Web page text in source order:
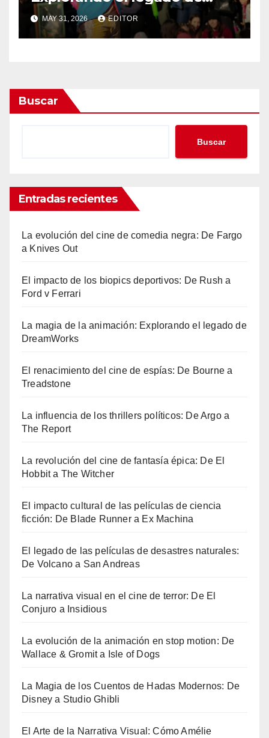
DreamWorks
MAY 31, 2026 EDITOR
Buscar
Buscar
Entradas recientes
La evolución del cine de comedia negra: De Fargo
a Knives Out
El impacto de los biopics deportivos: De Rush a
Ford v Ferrari
La magia de la animación: Explorando el legado de
DreamWorks
El renacimiento del cine de espías: De Bourne a
Treadstone
La influencia de los thrillers políticos: De Argo a
The Report
La revolución del cine de fantasía épica: De El
Hobbit a The Witcher
El impacto cultural de las películas de ciencia
ficción: De Blade Runner a Ex Machina
El legado de las películas de desastres naturales:
De Volcano a San Andreas
La narrativa visual en el cine de terror: De El
Conjuro a Insidious
La evolución de la animación en stop motion: De
Wallace & Gromit a Isle of Dogs
La Magia de los Cuentos de Hadas Modernos: De
Disney a Studio Ghibli
El Arte de la Narrativa Visual: Cómo Amélie